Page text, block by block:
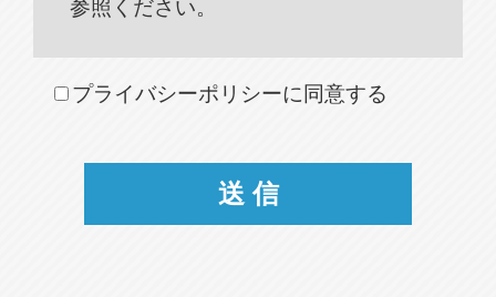
参照ください。
プライバシーポリシーに同意する